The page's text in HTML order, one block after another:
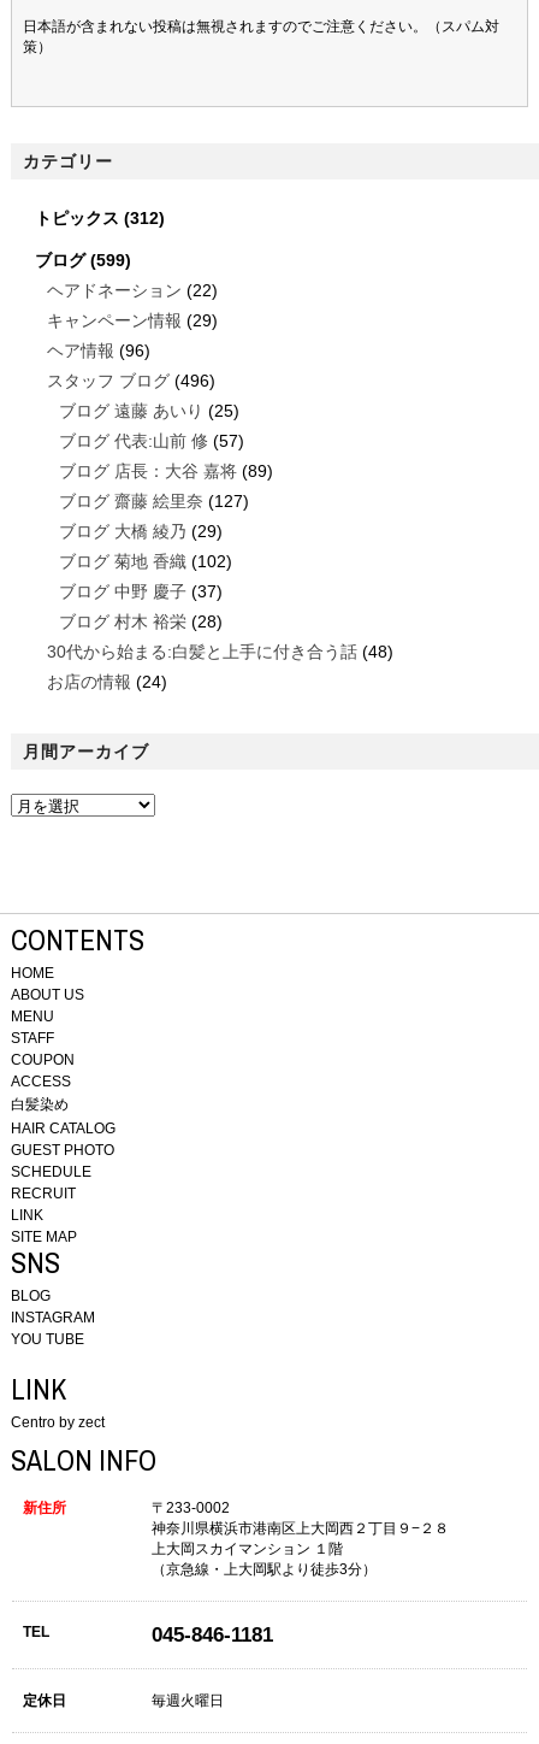
日本語が含まれない投稿は無視されますのでご注意ください。（スパム対
策）
カテゴリー
トピックス (312)
ブログ(599)
ヘアドネーション (22)
キャンペーン情報 (29)
ヘア情報 (96)
スタッフ ブログ(496)
ブログ 遠藤 あいり (25)
ブログ 代表:山前 修 (57)
ブログ 店長：大谷 嘉将(89)
ブログ 齋藤 絵里奈 (127)
ブログ 大橋 綾乃 (29)
ブログ 菊地 香織(102)
ブログ 中野 慶子(37)
ブログ 村木 裕栄(28)
30代から始まる:白髪と上手に付き合う話(48)
お店の情報 (24)
月間アーカイブ
CONTENTS
HOME
ABOUT US
MENU
STAFF
COUPON
ACCESS
白髪染め
HAIR CATALOG
GUEST PHOTO
SCHEDULE
RECRUIT
LINK
SITE MAP
SNS
BLOG
INSTAGRAM
YOU TUBE
LINK
Centro by zect
SALON INFO
新住所
〒233-0002
神奈川県横浜市港南区上大岡西２丁目９−２８
上大岡スカイマンション １階
（京急線・上大岡駅より徒歩3分）
TEL 045-846-1181
定休日 毎週火曜日